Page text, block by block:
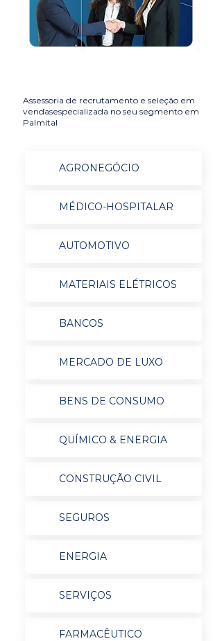
Assessoria de recrutamento e seleção em
vendasespecializada no seu segmento em
Palmital
AGRONEGÓCIO
MÉDICO-HOSPITALAR
AUTOMOTIVO
MATERIAIS ELÉTRICOS
BANCOS
MERCADO DE LUXO
BENS DE CONSUMO
QUÍMICO & ENERGIA
CONSTRUÇÃO CIVIL
SEGUROS
ENERGIA
SERVIÇOS
FARMACÊUTICO